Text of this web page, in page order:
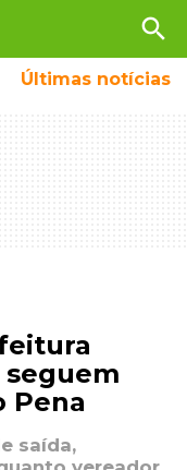
search
Últimas notícias
Pena
saída,